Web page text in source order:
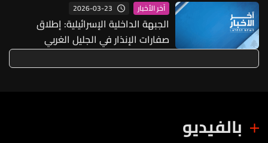
آخر الأخبار 2026-03-23
الجبهة الداخلية الإسرائيلية: إطلاق
صفارات الإنذار في الجليل الغربي
بالفيديو